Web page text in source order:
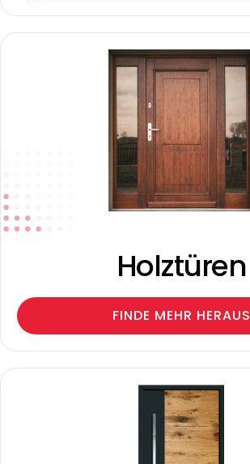
Holztüren
FINDE MEHR HERAUS